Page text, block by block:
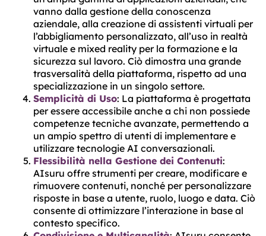
vanno dalla gestione della conoscenza
aziendale, alla creazione di assistenti virtuali per
l’abbigliamento personalizzato, all’uso in realtà
virtuale e mixed reality per la formazione e la
sicurezza sul lavoro. Ciò dimostra una grande
trasversalità della piattaforma, rispetto ad una
specializzazione in un singolo settore​​​​.
Semplicità di Uso: La piattaforma è progettata
per essere accessibile anche a chi non possiede
competenze tecniche avanzate, permettendo a
un ampio spettro di utenti di implementare e
utilizzare tecnologie AI conversazionali​​​​.
Flessibilità nella Gestione dei Contenuti:
AIsuru offre strumenti per creare, modificare e
rimuovere contenuti, nonché per personalizzare
risposte in base a utente, ruolo, luogo e data. Ciò
consente di ottimizzare l’interazione in base al
contesto specifico​​.